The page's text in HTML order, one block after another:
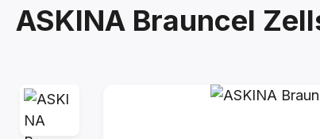
ASKINA Brauncel
Bildergalerie überspringen